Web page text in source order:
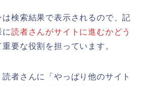
検索結果で表示されるので、記
に読者さんがサイトに進むかどう
重要な役割を担っています。
者さんに「やっぱり他のサイト